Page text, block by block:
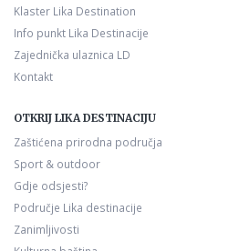
Klaster Lika Destination
Info punkt Lika Destinacije
Zajednička ulaznica LD
Kontakt
OTKRIJ LIKA DESTINACIJU
Zaštićena prirodna područja
Sport & outdoor
Gdje odsjesti?
Područje Lika destinacije
Zanimljivosti